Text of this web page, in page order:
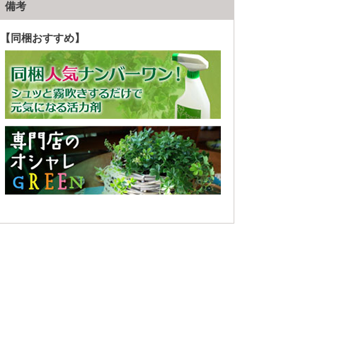
備考
【同梱おすすめ】